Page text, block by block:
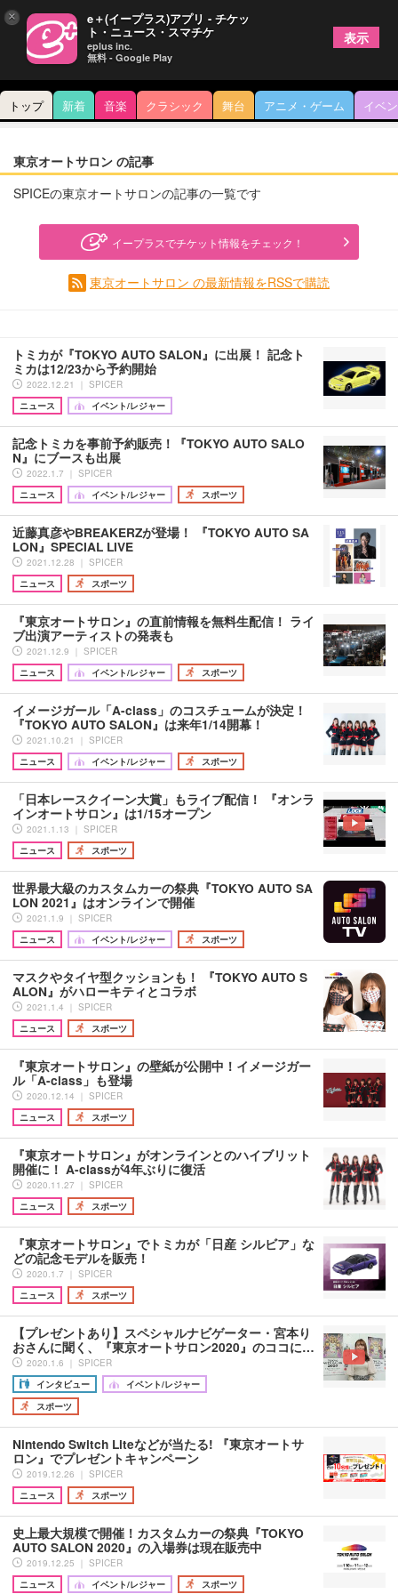
トップ 新着 音楽 クラシック 舞台 アニメ・ゲーム イベ
東京オートサロン の記事
SPICEの東京オートサロンの記事の一覧です
イープラスでチケット情報をチェック！
東京オートサロン の最新情報をRSSで購読
トミカが『TOKYO AUTO SALON』に出展！ 記念ト
ミカは12/23から予約開始
2022.12.21 ｜ SPICER
ニュース
イベント/レジャー
記念トミカを事前予約販売！『TOKYO AUTO SALO
N』にブースも出展
2022.1.7 ｜ SPICER
ニュース
イベント/レジャー スポーツ
近藤真彦やBREAKERZが登場！ 『TOKYO AUTO SA
LON』SPECIAL LIVE
2021.12.28 ｜ SPICER
ニュース
スポーツ
『東京オートサロン』の直前情報を無料生配信！ ライ
ブ出演アーティストの発表も
2021.12.9 ｜ SPICER
ニュース
イベント/レジャー スポーツ
イメージガール「A-class」のコスチュームが決定！
『TOKYO AUTO SALON』は来年1/14開幕！
2021.10.21 ｜ SPICER
ニュース
イベント/レジャー スポーツ
「日本レースクイーン大賞」もライブ配信！ 『オンラ
インオートサロン』は1/15オープン
2021.1.13 ｜ SPICER
ニュース
スポーツ
世界最大級のカスタムカーの祭典『TOKYO AUTO SA
LON 2021』はオンラインで開催
2021.1.9 ｜ SPICER
ニュース
イベント/レジャー スポーツ
マスクやタイヤ型クッションも！ 『TOKYO AUTO S
ALON』がハローキティとコラボ
2021.1.4 ｜ SPICER
ニュース
スポーツ
『東京オートサロン』の壁紙が公開中！イメージガー
ル「A-class」も登場
2020.12.14 ｜ SPICER
ニュース
スポーツ
『東京オートサロン』がオンラインとのハイブリット
開催に！ A-classが4年ぶりに復活
2020.11.27 ｜ SPICER
ニュース
スポーツ
『東京オートサロン』でトミカが「日産 シルビア」な
どの記念モデルを販売！
2020.1.7 ｜ SPICER
ニュース
スポーツ
【プレゼントあり】スペシャルナビゲーター・宮本り
おさんに聞く、『東京オートサロン2020』のココに…
2020.1.6 ｜ SPICER
インタビュー
イベント/レジャー
スポーツ
Nintendo Switch Liteなどが当たる! 『東京オートサ
ロン』でプレゼントキャンペーン
2019.12.26 ｜ SPICER
ニュース
スポーツ
史上最大規模で開催！カスタムカーの祭典『TOKYO
AUTO SALON 2020』の入場券は現在販売中
2019.12.25 ｜ SPICER
ニュース
イベント/レジャー スポーツ
× e＋(イープラス)アプリ - チケッ
ト・ニュース・スマチケ
eplus inc.
無料 - Google Play
表示